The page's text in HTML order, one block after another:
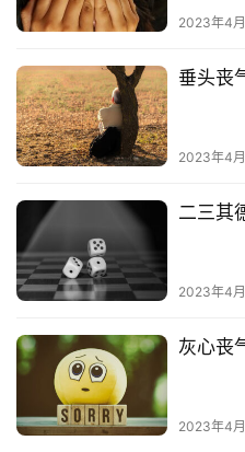
热
电
影
台
其
他
词
2023年4
垂头丧
2023年4
二三其
2023年4
灰心丧
2023年4